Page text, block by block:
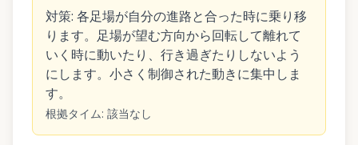
対策: 各足場が自分の進路と合った時に乗り移
ります。足場が望む方向から回転して離れて
いく時に動いたり、行き過ぎたりしないよう
にします。小さく制御された動きに集中しま
す。
根拠タイム: 該当なし